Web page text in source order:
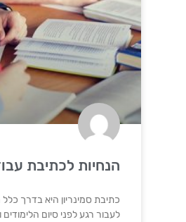
הנחיות לכתיבת
כתיבת סמינריון היא בדרך
לעבור רגע לפני סיום